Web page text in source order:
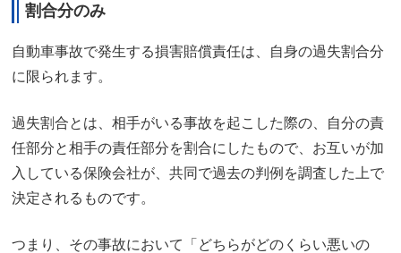
割合分のみ
自動車事故で発生する損害賠償責任は、自身の過失割合分
に限られます。
過失割合とは、相手がいる事故を起こした際の、自分の責
任部分と相手の責任部分を割合にしたもので、お互いが加
入している保険会社が、共同で過去の判例を調査した上で
決定されるものです。
つまり、その事故において「どちらがどのくらい悪いの